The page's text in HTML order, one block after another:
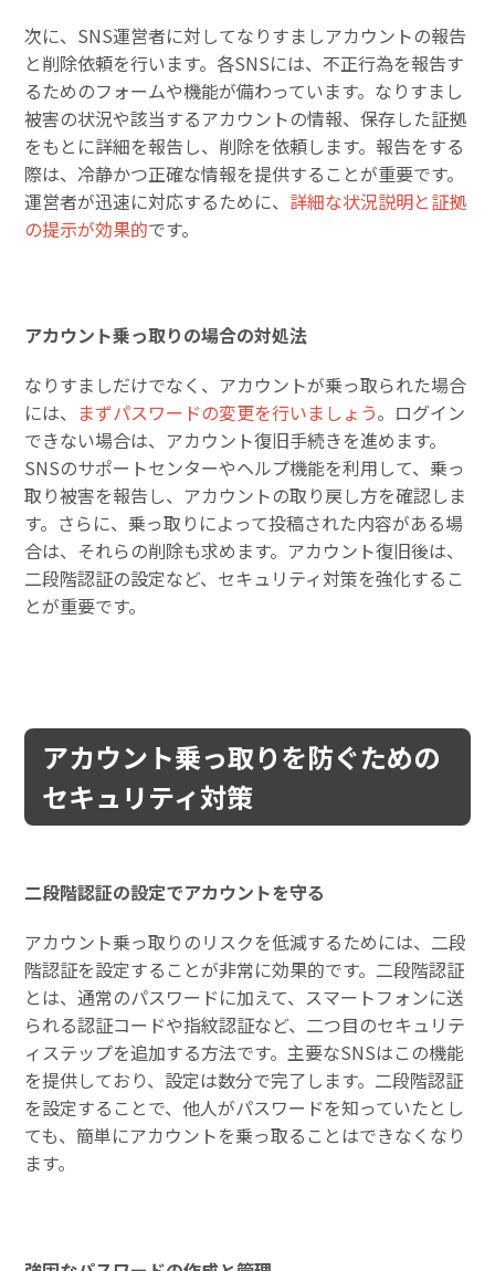
次に、SNS運営者に対してなりすましアカウントの報告
と削除依頼を行います。各SNSには、不正行為を報告す
るためのフォームや機能が備わっています。なりすまし
被害の状況や該当するアカウントの情報、保存した証拠
をもとに詳細を報告し、削除を依頼します。報告をする
際は、冷静かつ正確な情報を提供することが重要です。
運営者が迅速に対応するために、 詳細な状況説明と証拠
の提示が効果的です。
アカウント乗っ取りの場合の対処法
なりすましだけでなく、アカウントが乗っ取られた場合
には、 まずパスワードの変更を行いましょう。ログイン
できない場合は、アカウント復旧手続きを進めます。
SNSのサポートセンターやヘルプ機能を利用して、乗っ
取り被害を報告し、アカウントの取り戻し方を確認しま
す。さらに、乗っ取りによって投稿された内容がある場
合は、それらの削除も求めます。アカウント復旧後は、
二段階認証の設定など、セキュリティ対策を強化するこ
とが重要です。
アカウント乗っ取りを防ぐための
セキュリティ対策
二段階認証の設定でアカウントを守る
アカウント乗っ取りのリスクを低減するためには、二段
階認証を設定することが非常に効果的です。二段階認証
とは、通常のパスワードに加えて、スマートフォンに送
られる認証コードや指紋認証など、二つ目のセキュリテ
ィステップを追加する方法です。主要なSNSはこの機能
を提供しており、設定は数分で完了します。二段階認証
を設定することで、他人がパスワードを知っていたとし
ても、簡単にアカウントを乗っ取ることはできなくなり
ます。